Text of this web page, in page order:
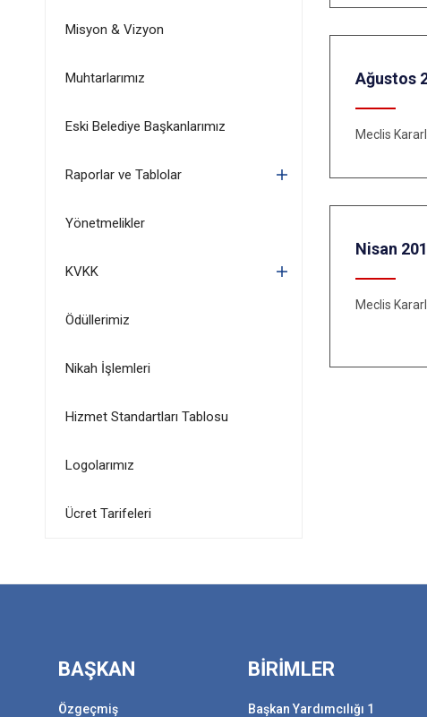
Misyon & Vizyon
Muhtarlarımız
Eski Belediye Başkanlarımız
Raporlar ve Tablolar
Yönetmelikler
KVKK
Ödüllerimiz
Nikah İşlemleri
Hizmet Standartları Tablosu
Logolarımız
Ücret Tarifeleri
Ağustos
Meclis
Nisan
Meclis
BAŞKAN
Özgeçmiş
BİRİMLER
Başkan Yardımcılığı 1